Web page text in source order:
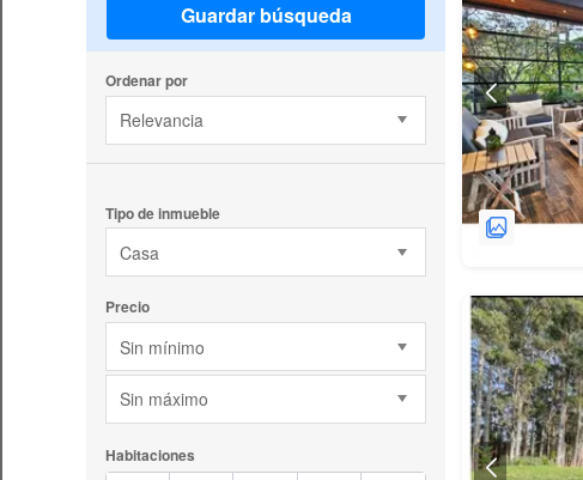
Guardar búsqueda
Ordenar por
Relevancia
Tipo de inmueble
Casa
Precio
Sin mínimo
Sin máximo
Habitaciones